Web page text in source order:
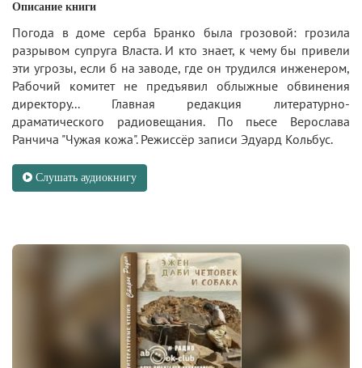
Описание книги
Погода в доме серба Бранко была грозовой: грозила
разрывом супруга Власта. И кто знает, к чему бы привели
эти угрозы, если б на заводе, где он трудился инженером,
Рабочий комитет не предъявил облыжные обвинения
директору... Главная редакция литературно-
драматического радиовещания. По пьесе Верослава
Ранчича "Чужая кожа". Режиссёр записи Эдуард Кольбус.
Слушать аудиокнигу